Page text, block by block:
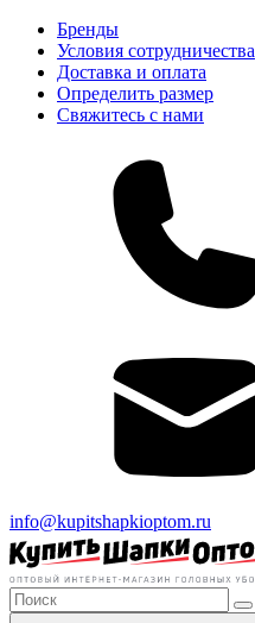
Бренды
Условия сотрудничества
Доставка и оплата
Определить размер
Свяжитесь с нами
info@kupitshapkioptom.ru